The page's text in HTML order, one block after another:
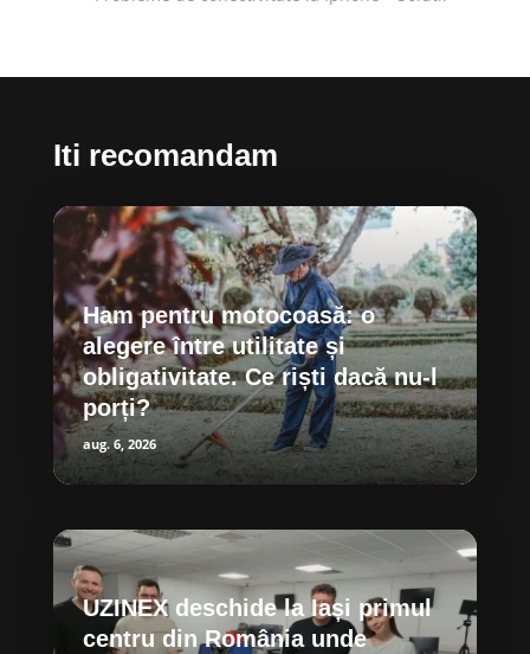
Iti recomandam
Ham pentru motocoasă: o
alegere între utilitate și
obligativitate. Ce riști dacă nu-l
porți?
aug. 6, 2026
UZINEX deschide la Iași primul
centru din România unde